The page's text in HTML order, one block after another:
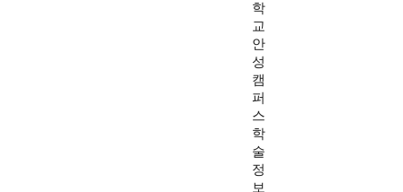
학
교
안
성
캠
퍼
스
학
술
정
보